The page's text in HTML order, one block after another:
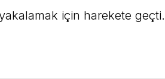
için harekete geçti.